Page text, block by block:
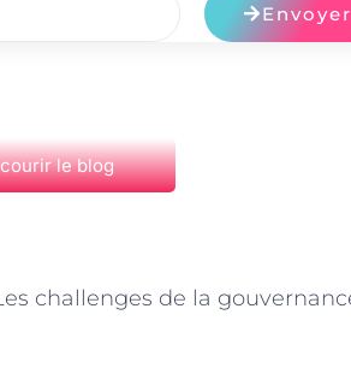
Envoyer
le blog